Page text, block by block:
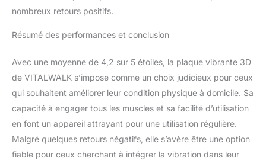
nombreux retours positifs.
Résumé des performances et conclusion
Avec une moyenne de 4,2 sur 5 étoiles, la plaque vibrante 3D
de VITALWALK s’impose comme un choix judicieux pour ceux
qui souhaitent améliorer leur condition physique à domicile. Sa
capacité à engager tous les muscles et sa facilité d’utilisation
en font un appareil attrayant pour une utilisation régulière.
Malgré quelques retours négatifs, elle s’avère être une option
fiable pour ceux cherchant à intégrer la vibration dans leur